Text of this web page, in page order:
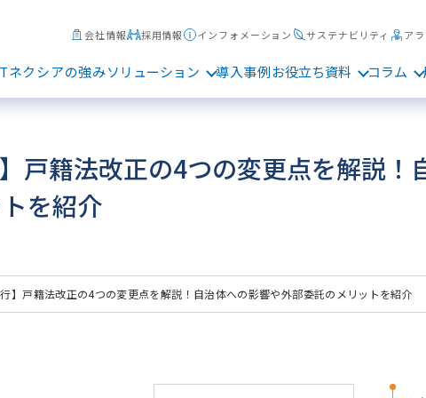
ネクシアの強みソリューション 導入事例お役立ち資料 コラム
会社情報 採用情報 インフォメーション サステナビリティ ア
戸籍法改正の4つの変更点を解説！
を紹介
行】戸籍法改正の4つの変更点を解説！自治体への影響や外部委託のメリットを紹介